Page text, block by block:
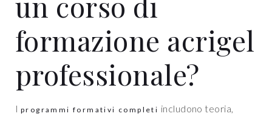
formazione acrigel
professionale?
I programmi formativi completi includono teoria,